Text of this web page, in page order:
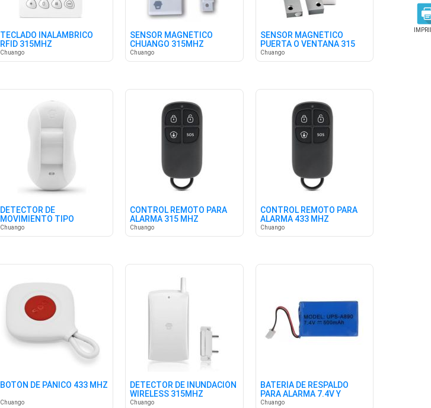
TECLADO INALÁMBRICO
RFID 315MHZ
Chuango
SENSOR MAGNÉTICO
CHUANGO 315MHZ
Chuango
SENSOR MAGNÉTICO
PUERTA O VENTANA 315
MHZ
Chuango
DETECTOR DE
MOVIMIENTO TIPO
CORTINA 315 MHZ
Chuango
CONTROL REMOTO PARA
ALARMA 315 MHZ
Chuango
CONTROL REMOTO PARA
ALARMA 433 MHZ
Chuango
BOTÓN DE PÁNICO 433 MHZ
Chuango
DETECTOR DE INUNDACIÓN
WIRELESS 315MHZ
Chuango
BATERÍA DE RESPALDO
PARA ALARMA 7.4V Y
500MAH
Chuango